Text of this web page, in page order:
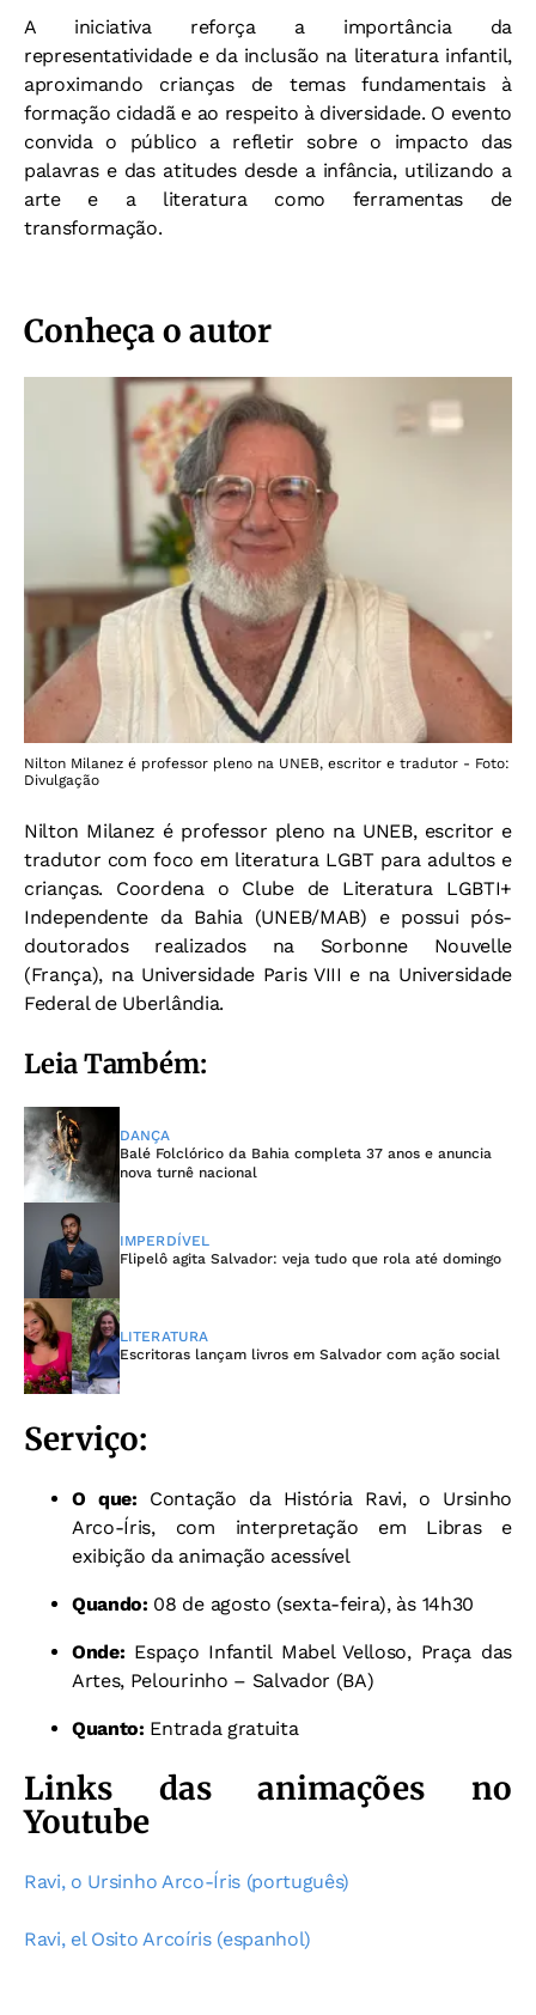
A iniciativa reforça a importância da
representatividade e da inclusão na literatura infantil,
aproximando crianças de temas fundamentais à
formação cidadã e ao respeito à diversidade. O evento
convida o público a refletir sobre o impacto das
palavras e das atitudes desde a infância, utilizando a
arte e a literatura como ferramentas de
transformação.
Conheça o autor
Nilton Milanez é professor pleno na UNEB, escritor e tradutor - Foto:
Divulgação
Nilton Milanez é professor pleno na UNEB, escritor e
tradutor com foco em literatura LGBT para adultos e
crianças. Coordena o Clube de Literatura LGBTI+
Independente da Bahia (UNEB/MAB) e possui pós-
doutorados realizados na Sorbonne Nouvelle
(França), na Universidade Paris VIII e na Universidade
Federal de Uberlândia.
Leia Também:
DANÇA
Balé Folclórico da Bahia completa 37 anos e anuncia
nova turnê nacional
IMPERDÍVEL
Flipelô agita Salvador: veja tudo que rola até domingo
LITERATURA
Escritoras lançam livros em Salvador com ação social
Serviço:
O que: Contação da História Ravi, o Ursinho
Arco-Íris, com interpretação em Libras e
exibição da animação acessível
Quando: 08 de agosto (sexta-feira), às 14h30
Onde: Espaço Infantil Mabel Velloso, Praça das
Artes, Pelourinho – Salvador (BA)
Quanto: Entrada gratuita
Links das animações no
Youtube
Ravi, o Ursinho Arco-Íris (português)
Ravi, el Osito Arcoíris (espanhol)